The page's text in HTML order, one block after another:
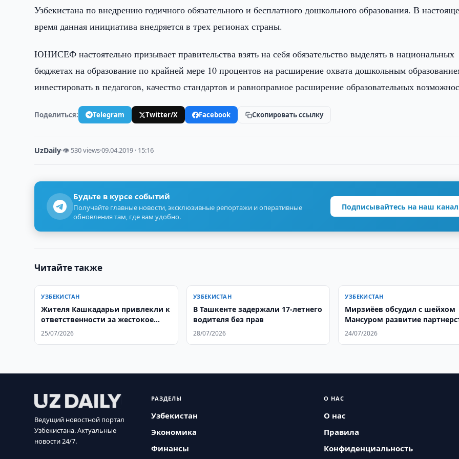
Узбекистана по внедрению годичного обязательного и бесплатного дошкольного образования. В
время данная инициатива внедряется в трех регионах страны.
ЮНИСЕФ настоятельно призывает правительства взять на себя обязательство выделять в национальных
бюджетах на образование по крайней мере 10 процентов на расширение охвата дошкольным
инвестировать в педагогов, качество стандартов и равноправное расширение образовательных
Поделиться: Telegram Twitter/X Facebook Скопировать ссылку
UzDaily·👁 530 views·09.04.2019 · 15:16
Будьте в курсе событий
Получайте главные новости, эксклюзивные репортажи и оперативные
обновления там, где вам удобно.
Подписывайтесь на наш канал
Читайте также
УЗБЕКИСТАН
Жителя Кашкадарьи привлекли к
ответственности за жестокое
обращение с собакой
25/07/2026
УЗБЕКИСТАН
В Ташкенте задержали 17-летнего
водителя без прав
28/07/2026
УЗБЕКИСТАН
Мирзиёев обсудил с шейхом
Мансуром развитие
с ОАЭ
24/07/2026
Ведущий новостной портал
Узбекистана. Актуальные
новости 24/7.
РАЗДЕЛЫ
Узбекистан
Экономика
Финансы
О НАС
О нас
Правила
Конфиденциальность